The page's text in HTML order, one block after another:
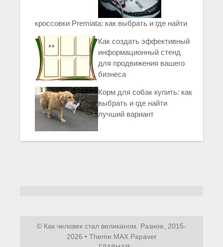
кроссовки Premiata: как выбрать и где найти
Как создать эффективный
информационный стенд
для продвижения вашего
бизнеса
Корм для собак купить: как
выбрать и где найти
лучший вариант
© Как человек стал великаном. Разное, 2015-
2026 • Theme MAX Papaver